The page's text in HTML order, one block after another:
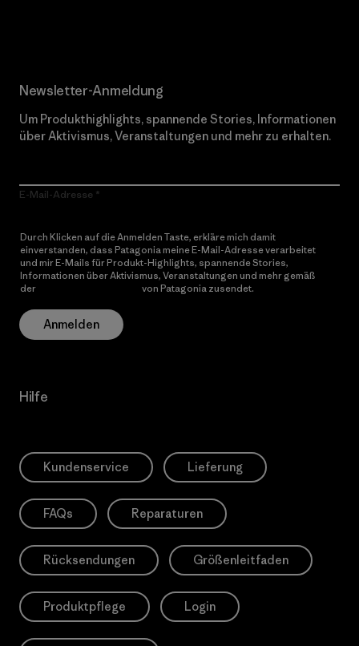
Newsletter-Anmeldung
Um Produkthighlights, spannende Stories, Informationen
über Aktivismus, Veranstaltungen und mehr zu erhalten.
E-Mail-Adresse
Durch Klicken auf die Anmelden Taste, erkläre mich damit
einverstanden, dass Patagonia meine E-Mail-Adresse verarbeitet
und mir E-Mails für Produkt-Highlights, spannende Stories,
Informationen über Aktivismus, Veranstaltungen und mehr gemäß
der
von Patagonia zusendet.
Anmelden
Hilfe
Kundenservice Lieferung
FAQs Reparaturen
Rücksendungen Größenleitfaden
Produktpflege Login